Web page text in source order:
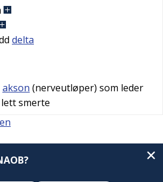
delta
akson (nerveutløper) som leder
smerte